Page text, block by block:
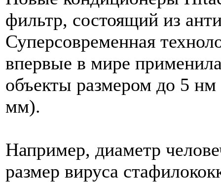
фильтр, состоящий из
Суперсовременная
впервые в мире
объекты размером до 5
мм).
Например, диаметр
размер вируса